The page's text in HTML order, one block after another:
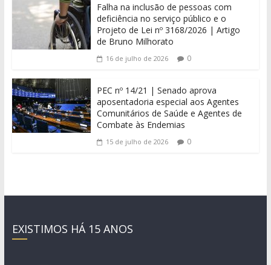
Falha na inclusão de pessoas com
deficiência no serviço público e o
Projeto de Lei nº 3168/2026 | Artigo
de Bruno Milhorato
16 de julho de 2026 0
PEC nº 14/21 | Senado aprova
aposentadoria especial aos Agentes
Comunitários de Saúde e Agentes de
Combate às Endemias
15 de julho de 2026 0
EXISTIMOS HÁ 15 ANOS